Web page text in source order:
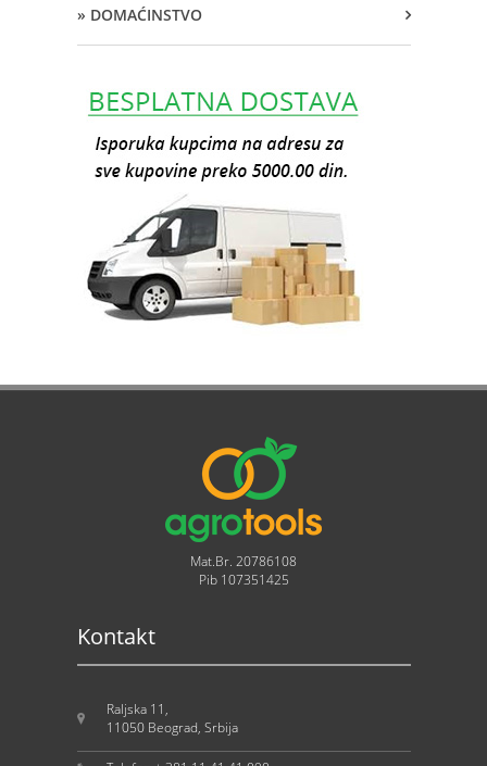
» DOMAĆINSTVO
Mat.Br. 20786108
Pib 107351425
Kontakt
Raljska 11,
11050 Beograd, Srbija